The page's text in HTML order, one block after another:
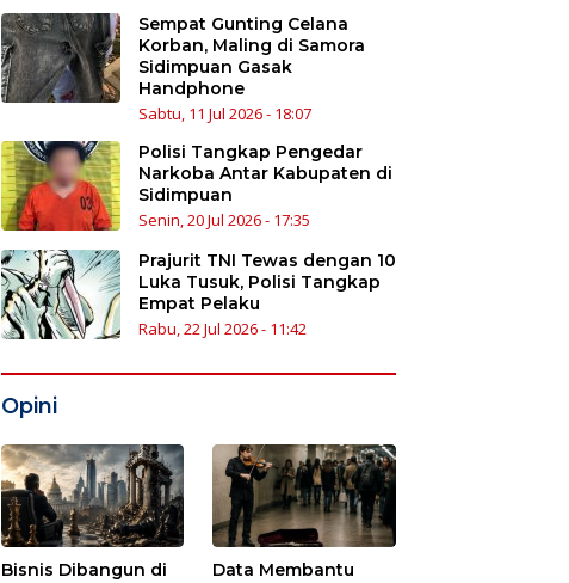
Sempat Gunting Celana
Korban, Maling di Samora
Sidimpuan Gasak
Handphone
Sabtu, 11 Jul 2026 - 18:07
Polisi Tangkap Pengedar
Narkoba Antar Kabupaten di
Sidimpuan
Senin, 20 Jul 2026 - 17:35
Prajurit TNI Tewas dengan 10
Luka Tusuk, Polisi Tangkap
Empat Pelaku
Rabu, 22 Jul 2026 - 11:42
Opini
Bisnis Dibangun di
Data Membantu